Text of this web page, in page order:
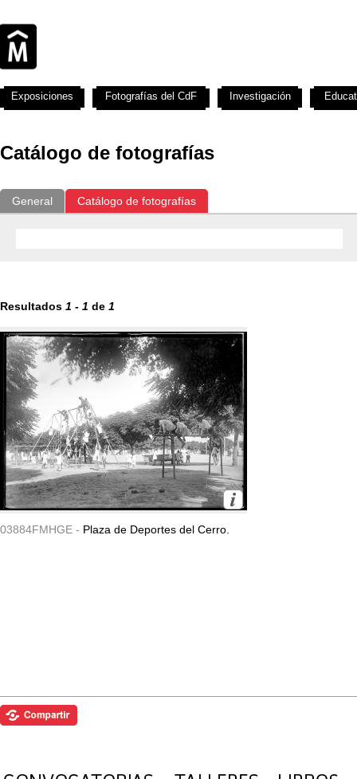
Catálogo de fotografías
General Catálogo de fotografías
Resultados 1 - 1 de 1
03884FMHGE - Plaza de Deportes del Cerro.
Exposiciones Fotografías del CdF Investigación